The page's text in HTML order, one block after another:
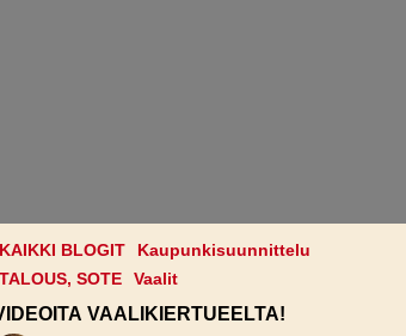
KAIKKI BLOGIT
Kaupunkisuunnittelu
TALOUS, SOTE
Vaalit
VAALIKIERTUEELTA!